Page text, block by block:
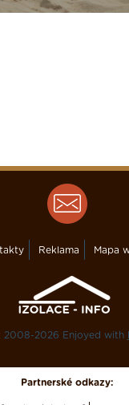
Reklama Mapa
2008-2026 Enjoyed with
Partnerské odkazy: